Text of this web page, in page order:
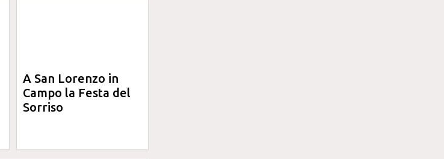
A San Lorenzo in
Campo la Festa del
Sorriso